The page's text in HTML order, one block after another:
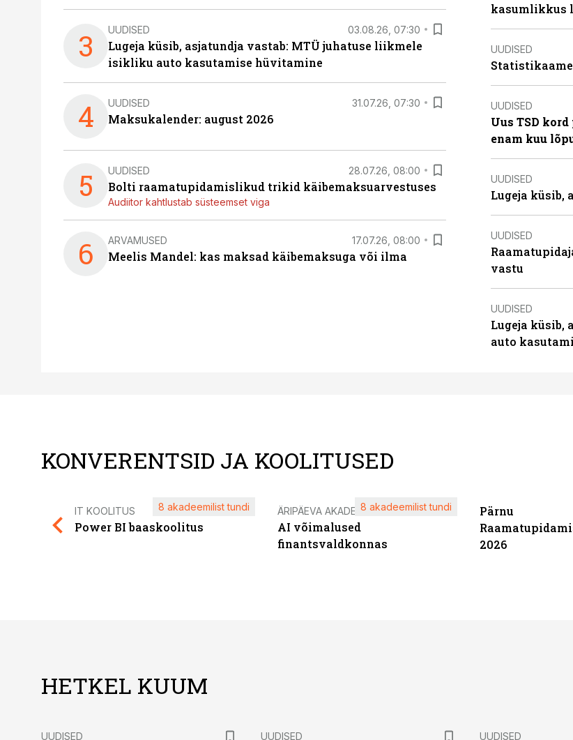
3 UUDISED 03.08.26, 07:30
Lugeja küsib, asjatundja vastab: MTÜ juhatuse liikmele
isikliku auto kasutamise hüvitamine
4 UUDISED 31.07.26, 07:30
Maksukalender: august 2026
5 UUDISED 28.07.26, 08:00
Bolti raamatupidamislikud trikid käibemaksuarvestuses
Audiitor kahtlustab süsteemset viga
6 ARVAMUSED 17.07.26, 08:00
Meelis Mandel: kas maksad käibemaksuga või ilma
kasumlikkus
UUDISED
UUDISED
Uus TSD
enam kuu
UUDISED
Lugeja küsib,
UUDISED
vastu
UUDISED
Lugeja küsib,
auto
KONVERENTSID JA KOOLITUSED
IT KOOLITUS
Power BI baaskoolitus
8 akadeemilist tundi ÄRIPÄEVA AKADEEMIA
AI võimalused
finantsvaldkonnas
8 akadeemilist tundi
Pärnu
2026
HETKEL KUUM
UUDISED UUDISED UUDISED